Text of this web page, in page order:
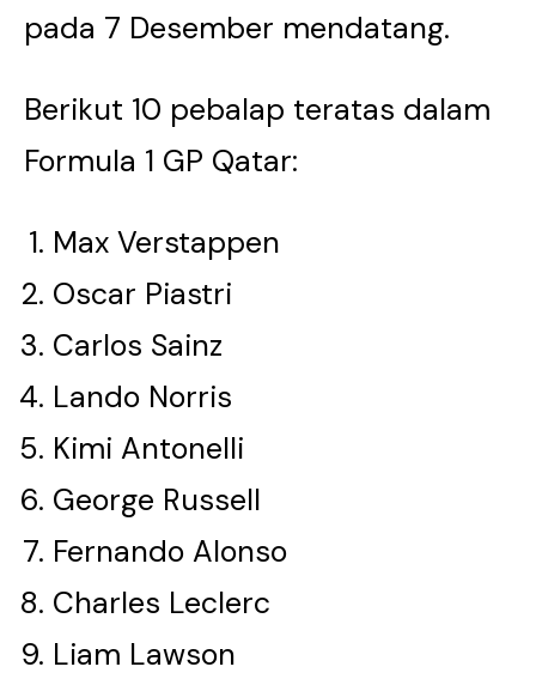
pada 7 Desember mendatang.
Berikut 10 pebalap teratas dalam
Formula 1 GP Qatar:
Max Verstappen
Oscar Piastri
Carlos Sainz
Lando Norris
Kimi Antonelli
George Russell
Fernando Alonso
Charles Leclerc
Liam Lawson